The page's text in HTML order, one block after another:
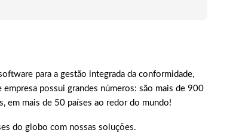
para a gestão integrada da conformidade,
possui grandes números: são mais de 900
em mais de 50 países ao redor do mundo!
do globo com nossas soluções.